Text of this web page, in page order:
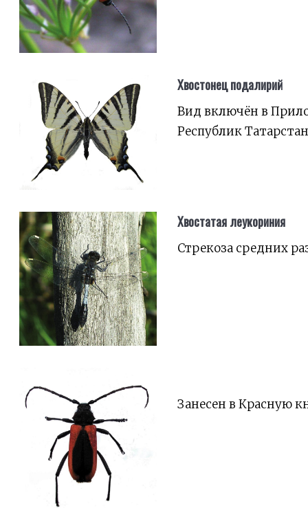
Хвостонец подалирий
Вид включён в
Республик
Хвостатая леукориния
Стрекоза средних
Занесен в Красную